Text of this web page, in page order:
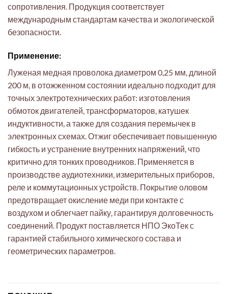
сопротивления. Продукция соответствует
международным стандартам качества и экологической
безопасности.
Применение:
Луженая медная проволока диаметром 0,25 мм, длиной
200 м, в отожженном состоянии идеально подходит для
точных электротехнических работ: изготовления
обмоток двигателей, трансформаторов, катушек
индуктивности, а также для создания перемычек в
электронных схемах. Отжиг обеспечивает повышенную
гибкость и устранение внутренних напряжений, что
критично для тонких проводников. Применяется в
производстве аудиотехники, измерительных приборов,
реле и коммутационных устройств. Покрытие оловом
предотвращает окисление меди при контакте с
воздухом и облегчает пайку, гарантируя долговечность
соединений. Продукт поставляется НПО ЭкоТек с
гарантией стабильного химического состава и
геометрических параметров.